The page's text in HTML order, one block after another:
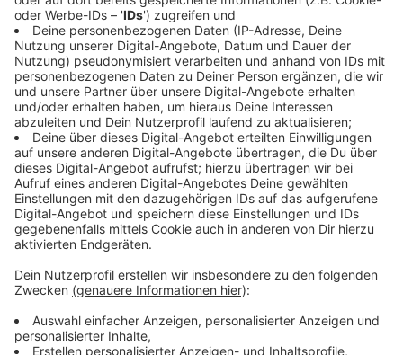
Auftrag gegeben: möglichst viele Verkehrsschilder in
Leverkusen abbauen und die Schilderdichte so
deutlich reduzieren. Das klappt seit Jahren aber nicht.
Durchschnittlich gibt es bei uns in der Stadt aktuell 32
Straßenschilder pro Kilometer. Insgesamt sind es mehr
als 16.000. Reduzierung Fehlanzeige.
Laut Verwaltung mussten letztes Jahr vor allem
wegen der steigenden Zahl von E-Ladesäulen immer
mehr Schilder aufgestellt werden. Man sei aber
bemüht, überflüssige Schilder abzubauen, wo es geht.
Weitere Meldungen aus Leverkusen
Anzeige